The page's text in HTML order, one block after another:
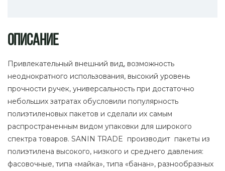
Описание
Привлекательный внешний вид, возможность
неоднократного использования, высокий уровень
прочности ручек, универсальность при достаточно
небольших затратах обусловили популярность
полиэтиленовых пакетов и сделали их самым
распространенным видом упаковки для широкого
спектра товаров. SANIN TRADE производит пакеты из
полиэтилена высокого, низкого и среднего давления:
фасовочные, типа «майка», типа «банан», разнообразных